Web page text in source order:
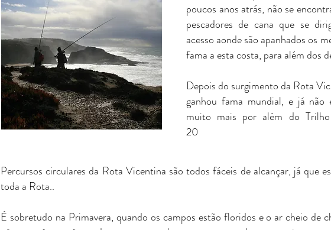
poucos anos atrás, não se
pescadores de cana que se
acesso aonde são apanhados os
fama a esta costa, para além dos
Depois do surgimento da Rota
ganhou fama mundial, e já não
muito mais por além do Trilho
20
Percursos circulares da Rota Vicentina são todos fáceis de alcançar, já que
toda a Rota..
É sobretudo na Primavera, quando os campos estão floridos e o ar cheio de